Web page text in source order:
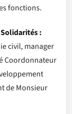
fonctions.
:
civil, manager
Coordonnateur
de Monsieur